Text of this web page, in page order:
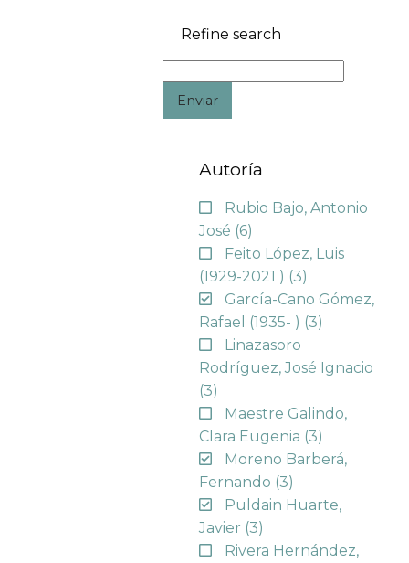
Refine search
Enviar
Autoría
Rubio Bajo, Antonio
José (6)
Feito López, Luis
(1929-2021 ) (3)
García-Cano Gómez,
Rafael (1935- ) (3)
Linazasoro
Rodríguez, José Ignacio
(3)
Maestre Galindo,
Clara Eugenia (3)
Moreno Barberá,
Fernando (3)
Puldain Huarte,
Javier (3)
Rivera Hernández,